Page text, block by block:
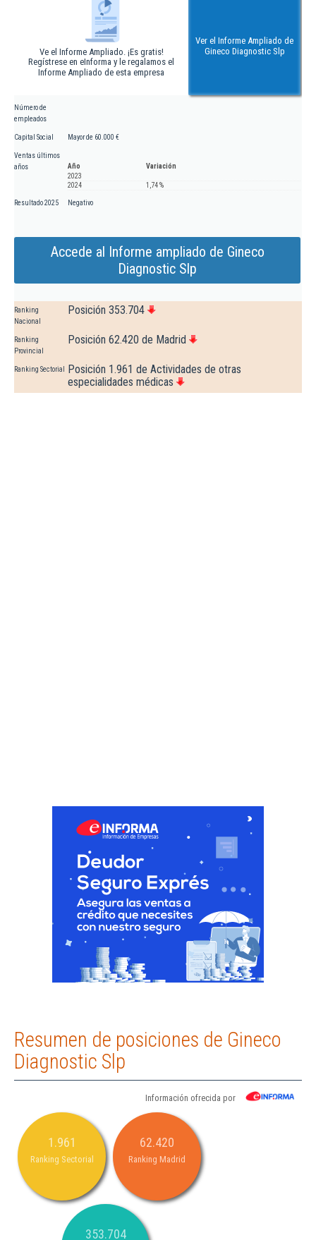
Ve el Informe Ampliado. ¡Es gratis!
Regístrese en eInforma y le regalamos el
Informe Ampliado de esta empresa
Ver el Informe Ampliado de
Gineco Diagnostic Slp
Número de
empleados
Capital Social Mayor de 60.000 €
Ventas últimos
años
Año
Variación
2023
2024
1,74 %
Resultado 2025 Negativo
Accede al Informe ampliado de Gineco
Diagnostic Slp
Ranking
Nacional
Posición 353.704
Ranking
Provincial
Posición 62.420 de Madrid
Ranking Sectorial
Posición 1.961 de Actividades de otras
especialidades médicas
Resumen de posiciones de Gineco
Diagnostic Slp
Información ofrecida por
1.961
Ranking Sectorial
62.420
Ranking Madrid
353.704